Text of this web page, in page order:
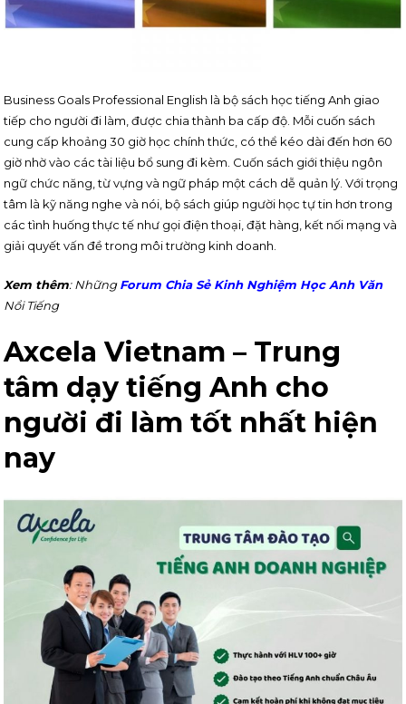
Business Goals Professional English là bộ sách học tiếng Anh giao
tiếp cho người đi làm, được chia thành ba cấp độ. Mỗi cuốn sách
cung cấp khoảng 30 giờ học chính thức, có thể kéo dài đến hơn 60
giờ nhờ vào các tài liệu bổ sung đi kèm. Cuốn sách giới thiệu ngôn
ngữ chức năng, từ vựng và ngữ pháp một cách dễ quản lý. Với trọng
tâm là kỹ năng nghe và nói, bộ sách giúp người học tự tin hơn trong
các tình huống thực tế như gọi điện thoại, đặt hàng, kết nối mạng và
giải quyết vấn đề trong môi trường kinh doanh.
Xem thêm: NhữngForum Chia Sẻ Kinh Nghiệm Học Anh Văn
Nổi Tiếng
Axcela Vietnam – Trung
tâm dạy tiếng Anh cho
người đi làm tốt nhất hiện
nay